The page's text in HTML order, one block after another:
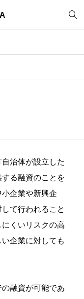
治体が設立した
る融資のことを
企業や新興企
て行われること
くいリスクの高
企業に対しても
融資が可能であ